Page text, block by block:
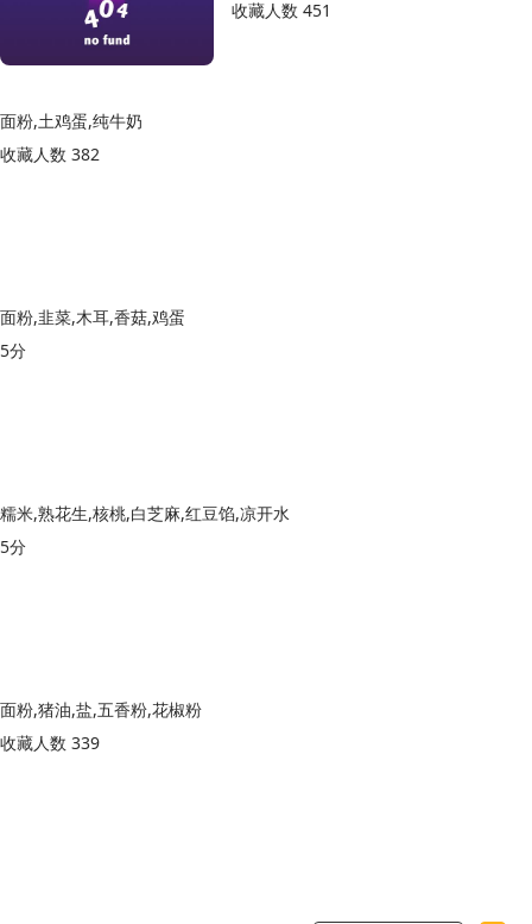
收藏人数 451
面粉,土鸡蛋,纯牛奶
收藏人数 382
面粉,韭菜,木耳,香菇,鸡蛋
5分
糯米,熟花生,核桃,白芝麻,红豆馅,凉开水
5分
面粉,猪油,盐,五香粉,花椒粉
收藏人数 339